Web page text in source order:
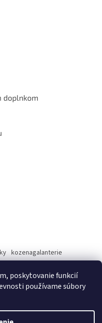
poskytovanie funkcií
používame súbory
doplnkom
kozenagalanterie